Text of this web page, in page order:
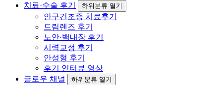
치료·수술 후기
하위분류 열기
안구건조증 치료후기
드림렌즈 후기
노안·백내장 후기
시력교정 후기
안성형 후기
후기 인터뷰 영상
글로우 채널
하위분류 열기